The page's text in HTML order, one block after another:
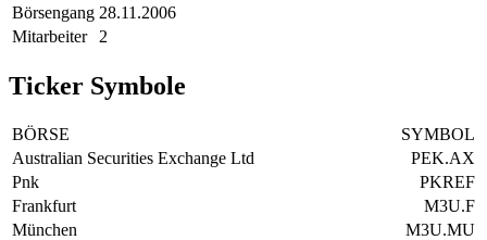
Börsengang 28.11.2006
Mitarbeiter
2
Ticker Symbole
BÖRSE
SYMBOL
Australian Securities Exchange Ltd
PEK.AX
Pnk
PKREF
Frankfurt
M3U.F
München
M3U.MU